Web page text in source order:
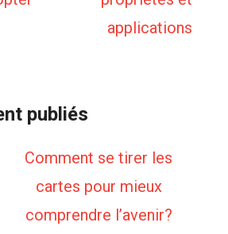
applications
publiés
Comment se tirer les
cartes pour mieux
comprendre l’avenir?